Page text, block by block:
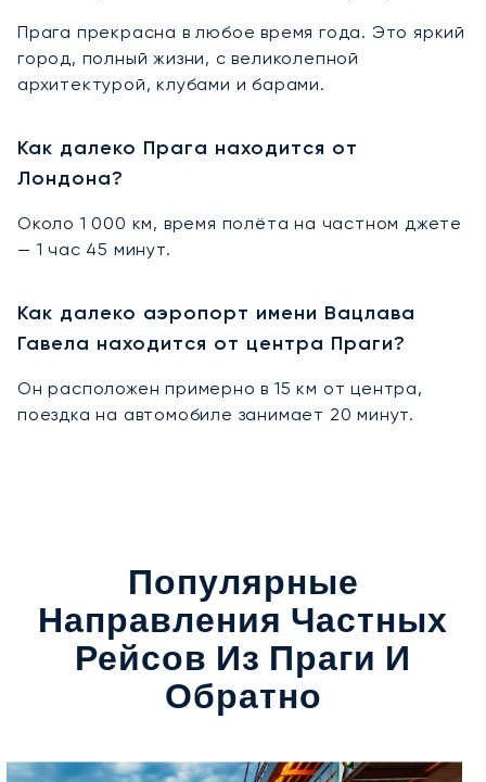
Прага прекрасна в любое время года. Это яркий
город, полный жизни, с великолепной
архитектурой, клубами и барами.
Как далеко Прага находится от
Лондона?
Около 1 000 км, время полёта на частном джете
— 1 час 45 минут.
Как далеко аэропорт имени Вацлава
Гавела находится от центра Праги?
Он расположен примерно в 15 км от центра,
поездка на автомобиле занимает 20 минут.
Популярные
Направления Частных
Рейсов Из Праги И
Обратно